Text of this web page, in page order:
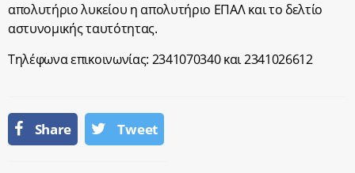
απολυτήριο λυκείου η απολυτήριο ΕΠΑΛ και το δελτίο
αστυνομικής ταυτότητας.
Τηλέφωνα επικοινωνίας: 2341070340 και 2341026612
Share Tweet